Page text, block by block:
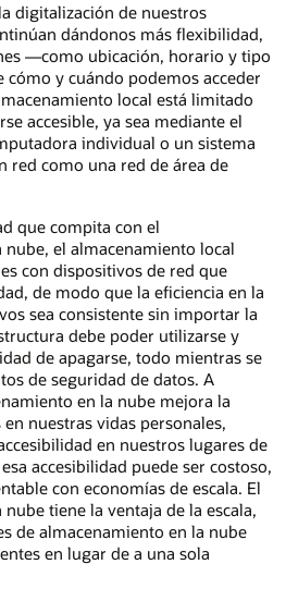
digitalización de nuestros
dándonos más flexibilidad,
—como ubicación, horario y tipo
y cuándo podemos acceder
local está limitado
accesible, ya sea mediante el
individual o un sistema
red como una red de área de
que compita con el
el almacenamiento local
con dispositivos de red que
de modo que la eficiencia en la
sea consistente sin importar la
debe poder utilizarse y
de apagarse, todo mientras se
de seguridad de datos. A
en la nube mejora la
nuestras vidas personales,
en nuestros lugares de
accesibilidad puede ser costoso,
con economías de escala. El
tiene la ventaja de la escala,
de almacenamiento en la nube
en lugar de a una sola